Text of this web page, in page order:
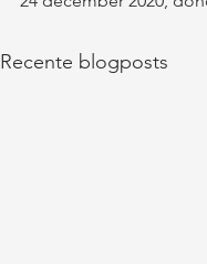
Recente blogposts